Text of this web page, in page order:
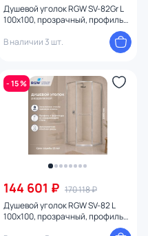
Душевой уголок RGW SV-82Gr L
100x100, прозрачный, профиль
В наличии 3 шт.
- 15 %
144 601 ₽ 170 118 ₽
Душевой уголок RGW SV-82 L
100x100, прозрачный, профиль